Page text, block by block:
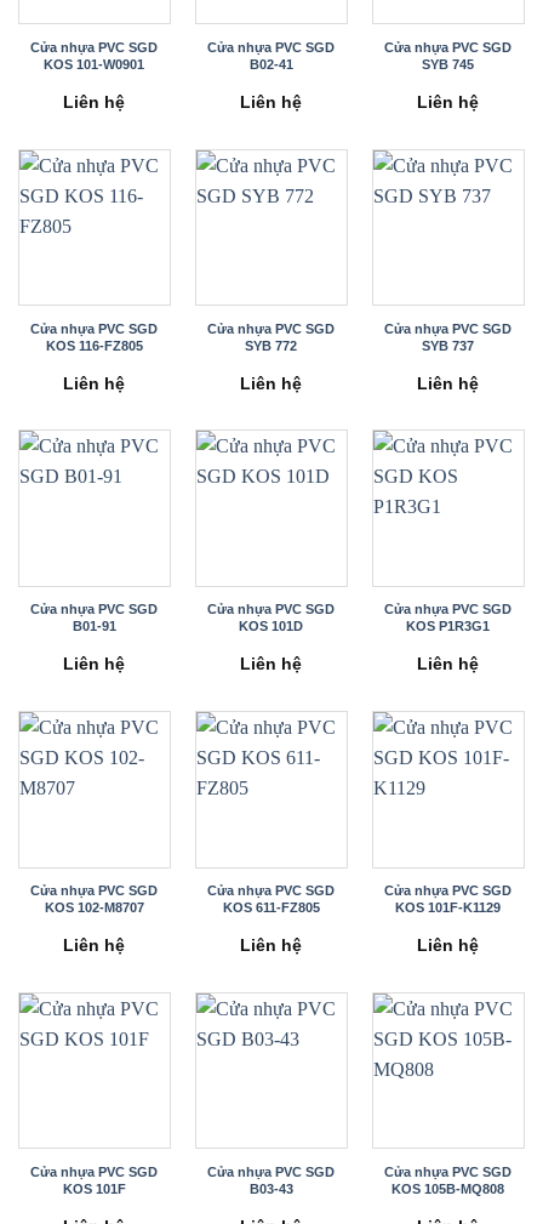
Cửa nhựa PVC SGD
KOS 101-W0901
Liên hệ
Cửa nhựa PVC SGD
B02-41
Liên hệ
Cửa nhựa PVC SGD
SYB 745
Liên hệ
Cửa nhựa PVC SGD
KOS 116-FZ805
Liên hệ
Cửa nhựa PVC SGD
SYB 772
Liên hệ
Cửa nhựa PVC SGD
SYB 737
Liên hệ
Cửa nhựa PVC SGD
B01-91
Liên hệ
Cửa nhựa PVC SGD
KOS 101D
Liên hệ
Cửa nhựa PVC SGD
KOS P1R3G1
Liên hệ
Cửa nhựa PVC SGD
KOS 102-M8707
Liên hệ
Cửa nhựa PVC SGD
KOS 611-FZ805
Liên hệ
Cửa nhựa PVC SGD
KOS 101F-K1129
Liên hệ
Cửa nhựa PVC SGD
KOS 101F
Cửa nhựa PVC SGD
B03-43
Cửa nhựa PVC SGD
KOS 105B-MQ808